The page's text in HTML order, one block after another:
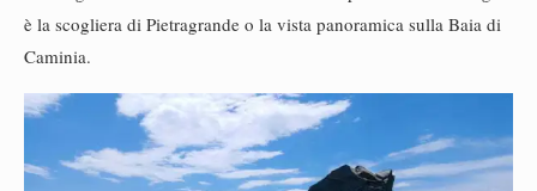
è la scogliera di Pietragrande o la vista panoramica sulla Baia di
Caminia.